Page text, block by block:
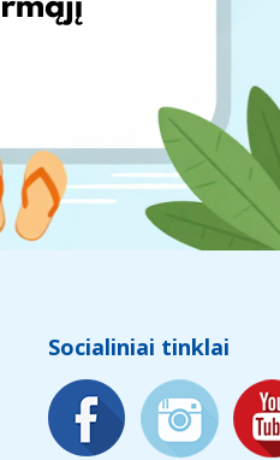
Socialiniai tinklai